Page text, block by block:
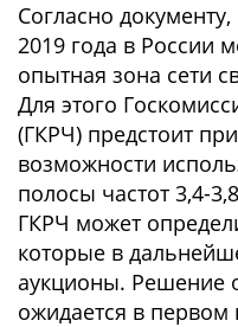
Согласно
2019 года в России
опытная зона сети
Для этого
(ГКРЧ) предстоит
возможности
полосы частот 3,4-
ГКРЧ может
которые в
аукционы. Решение
ожидается в первом